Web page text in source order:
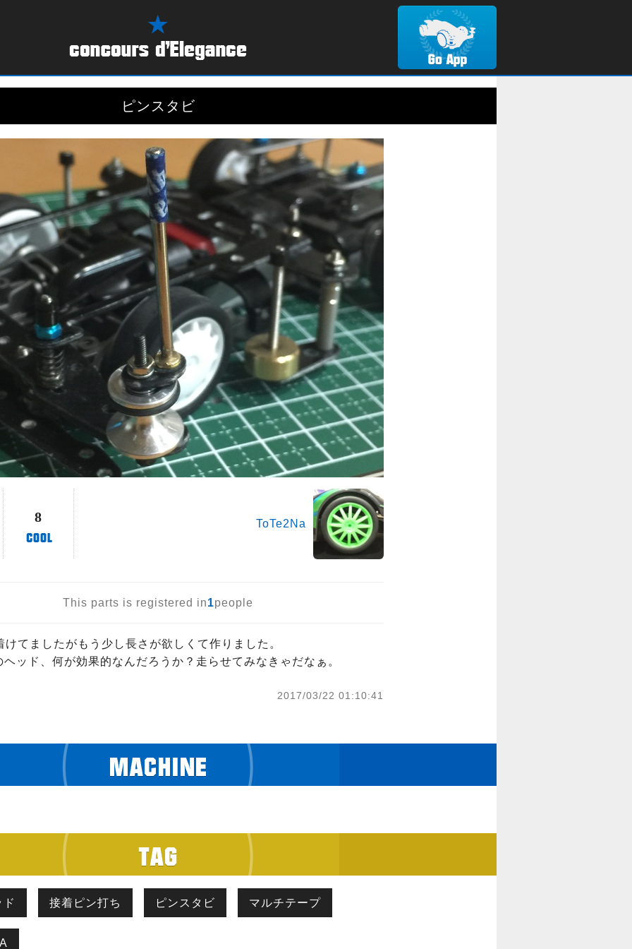
ピンスタビ
8 ToTe2Na
This parts is registered in1people
てましたがもう少し長さが欲しくて作りました。
ッド、何が効果的なんだろうか？走らせてみなきゃだなぁ。
2017/03/22 01:10:41
接着ピン打ち ピンスタビ マルチテープ